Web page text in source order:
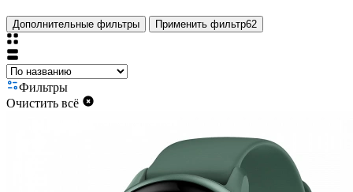
Дополнительные фильтры Применить фильтр62
Фильтры
Очистить всё